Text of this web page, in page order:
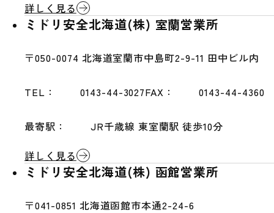
詳しく見る
ミドリ安全北海道(株) 室蘭営業所
〒050-0074 北海道室蘭市中島町2-9-11 田中ビル内
TEL： 0143-44-3027FAX： 0143-44-4360
最寄駅：
JR千歳線 東室蘭駅 徒歩10分
詳しく見る
ミドリ安全北海道(株) 函館営業所
〒041-0851 北海道函館市本通2-24-6